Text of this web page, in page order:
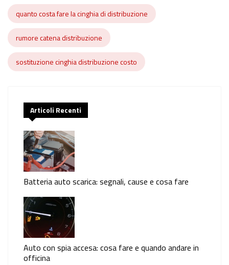
quanto costa fare la cinghia di distribuzione
rumore catena distribuzione
sostituzione cinghia distribuzione costo
Articoli Recenti
Batteria auto scarica: segnali, cause e cosa fare
Auto con spia accesa: cosa fare e quando andare in
officina